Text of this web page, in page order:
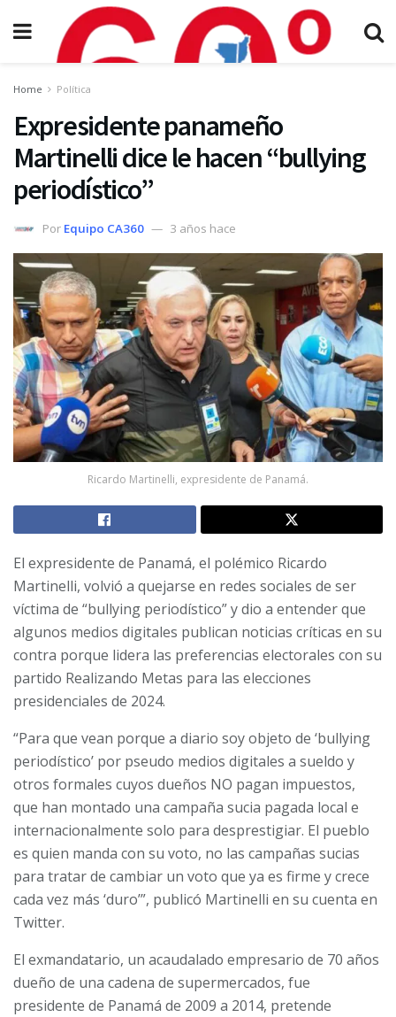
Home Política
Expresidente panameño
Martinelli dice le hacen “bullying
periodístico”
Por Equipo CA360 3 años hace
Ricardo Martinelli, expresidente de Panamá.
El expresidente de Panamá, el polémico Ricardo
Martinelli, volvió a quejarse en redes sociales de ser
víctima de “bullying periodístico” y dio a entender que
algunos medios digitales publican noticias críticas en su
contra porque lidera las preferencias electorales con su
partido Realizando Metas para las elecciones
presidenciales de 2024.
“Para que vean porque a diario soy objeto de ‘bullying
periodístico’ por pseudo medios digitales a sueldo y
otros formales cuyos dueños NO pagan impuestos,
que han montado una campaña sucia pagada local e
internacionalmente solo para desprestigiar. El pueblo
es quien manda con su voto, no las campañas sucias
para tratar de cambiar un voto que ya es firme y crece
cada vez más ‘duro’”, publicó Martinelli en su cuenta en
Twitter.
El exmandatario, un acaudalado empresario de 70 años
dueño de una cadena de supermercados, fue
presidente de Panamá de 2009 a 2014, pretende